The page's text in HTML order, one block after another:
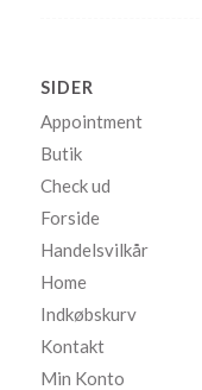
SIDER
Appointment
Butik
Check ud
Forside
Handelsvilkår
Home
Indkøbskurv
Kontakt
Min Konto